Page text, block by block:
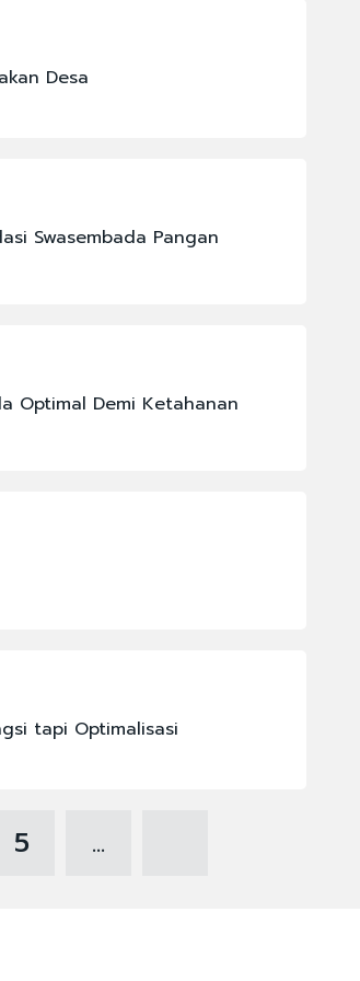
Desa
Swasembada Pangan
Optimal Demi Ketahanan
tapi Optimalisasi
5 ...